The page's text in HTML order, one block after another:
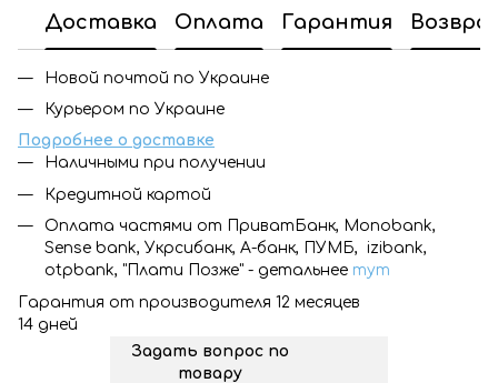
Доставка Оплата Гарантия
Новой почтой по Украине
Курьером по Украине
Подробнее о доставке
Наличными при получении
Кредитной картой
Оплата частями от ПриватБанк, Monobank,
Sense bank, Укрсибанк, А-банк, ПУМБ, izibank,
otpbank, "Плати Позже" - детальнее тут
Гарантия от производителя 12 месяцев
14 дней
Задать вопрос по
товару